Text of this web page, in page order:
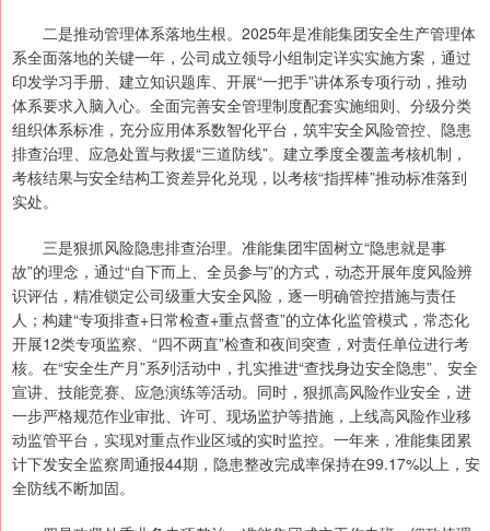
二是推动管理体系落地生根。2025年是准能集团安全生产管理体
系全面落地的关键一年，公司成立领导小组制定详实实施方案，通过
印发学习手册、建立知识题库、开展“一把手”讲体系专项行动，推动
体系要求入脑入心。全面完善安全管理制度配套实施细则、分级分类
组织体系标准，充分应用体系数智化平台，筑牢安全风险管控、隐患
排查治理、应急处置与救援“三道防线”。建立季度全覆盖考核机制，
考核结果与安全结构工资差异化兑现，以考核“指挥棒”推动标准落到
实处。
三是狠抓风险隐患排查治理。准能集团牢固树立“隐患就是事
故”的理念，通过“自下而上、全员参与”的方式，动态开展年度风险辨
识评估，精准锁定公司级重大安全风险，逐一明确管控措施与责任
人；构建“专项排查+日常检查+重点督查”的立体化监管模式，常态化
开展12类专项监察、“四不两直”检查和夜间突查，对责任单位进行考
核。在“安全生产月”系列活动中，扎实推进“查找身边安全隐患”、安全
宣讲、技能竞赛、应急演练等活动。同时，狠抓高风险作业安全，进
一步严格规范作业审批、许可、现场监护等措施，上线高风险作业移
动监管平台，实现对重点作业区域的实时监控。一年来，准能集团累
计下发安全监察周通报44期，隐患整改完成率保持在99.17%以上，安
全防线不断加固。